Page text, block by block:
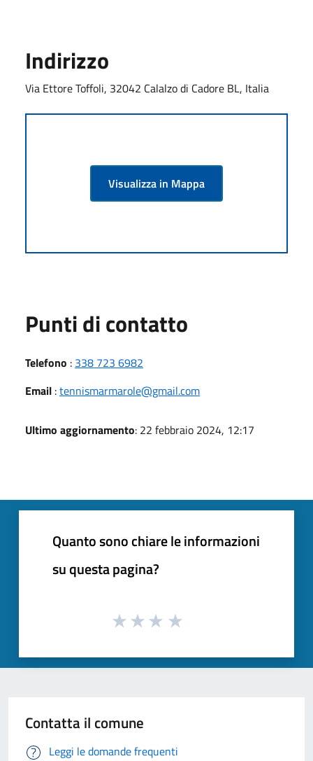
Indirizzo
Via Ettore Toffoli, 32042 Calalzo di Cadore BL, Italia
Visualizza in Mappa
Punti di contatto
Telefono : 338 723 6982
Email :tennismarmarole@gmail.com
Ultimo aggiornamento: 22 febbraio 2024, 12:17
Quanto sono chiare le informazioni
su questa pagina?
Contatta il comune
Leggi le domande frequenti